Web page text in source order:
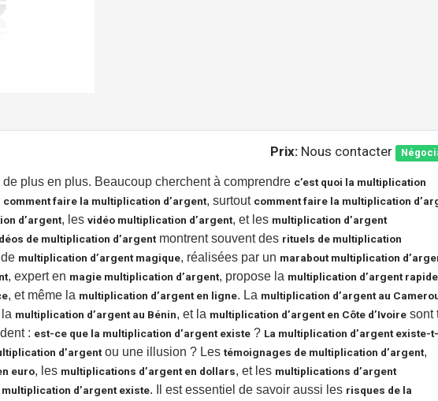
Prix: Nous contacter
de plus en plus. Beaucoup cherchent à comprendre c’est quoi la multiplication
comment faire la multiplication d’argent, surtout comment faire la multiplication
d’argent, les vidéo multiplication d’argent, et les multiplication d’argent
de multiplication d’argent montrent souvent des rituels de multiplication
multiplication d’argent magique, réalisées par un marabout multiplication
, expert en magie multiplication d’argent, propose la multiplication d’argent rapide
, et même la multiplication d’argent en ligne. La multiplication d’argent au
la multiplication d’argent au Bénin, et la multiplication d’argent en Côte d’Ivoire sont
: est-ce que la multiplication d’argent existe ? La multiplication d’argent existe-t-
d’argent ou une illusion ? Les témoignages de multiplication d’argent,
euro, les multiplications d’argent en dollars, et les multiplications d’argent
multiplication d’argent existe. Il est essentiel de savoir aussi les risques de la